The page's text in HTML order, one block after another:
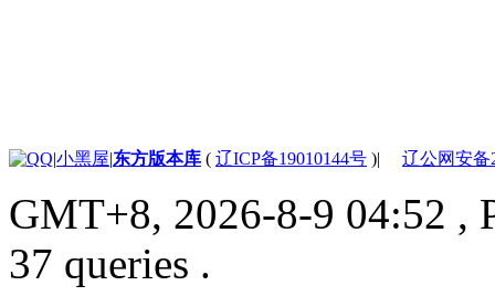
|小黑屋|东方版本库 ( 辽ICP备19010144号 )| 辽公网安备
GMT+8, 2026-8-9 04:52 ,
37 queries .